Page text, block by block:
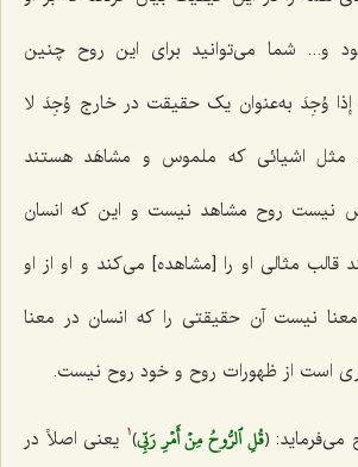
و... شما مى‌توانید براى این روح چنین
إذا وُجِدَ به‌عنوان یک حقیقت در خارج وُجِدَ لا
مثل اشیائى که ملموس و مشاهَد هستند
نیست روح مشاهد نیست و این که انسان
قالب مثالى او را [مشاهده] مى‌کند و او از او
نیست آن حقیقتى را که انسان در معنا
است از ظهورات روح و خود روح نیست.
مى‌فرماید: ﴿قُلِ ٱلرُّوحُ مِنۡ أَمۡرِ رَبِّي﴾1
یعنى اصلاً در